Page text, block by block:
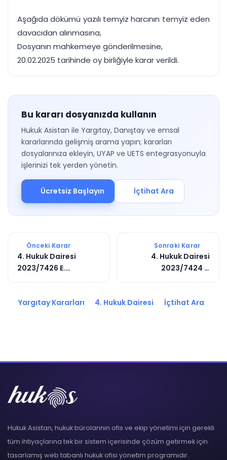
Aşağıda dökümü yazılı temyiz harcının temyiz eden
davacıdan alınmasına,
Dosyanın mahkemeye gönderilmesine,
20.02.2025 tarihinde oy birliğiyle karar verildi.
Bu kararı dosyanızda kullanın
Hukuk Asistan ile Yargıtay, Danıştay ve emsal
kararlarında gelişmiş arama yapın; kararları
dosyalarınıza ekleyin, UYAP ve UETS entegrasyonuyla
işlerinizi tek yerden yönetin.
Ücretsiz Başlayın İçtihat Ara
Önceki Karar
4. Hukuk Dairesi
2023/7426 E.
Sonraki Karar
4. Hukuk Dairesi
2023/7424 E.
Yargıtay Kararları 4. Hukuk Dairesi İçtihat Ara
Hukuk Asistan, hukuk bürolarının ofis ve ekip yönetimi için gerekli
tüm ihtiyaçlarına tek bir sistem içerisinde çözüm getirmek için
tasarlamış web tabanlı hukuk ofisi yönetim programıdır.